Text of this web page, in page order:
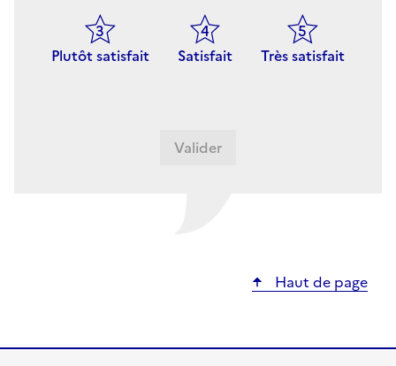
Plutôt satisfait Satisfait Très satisfait
Haut de page